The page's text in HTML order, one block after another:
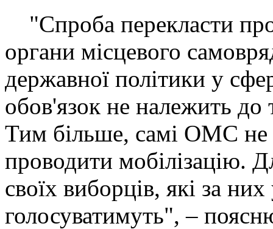
"Спроба перекласти
органи місцевого
державної політики у
обов'язок не належить
Тим більше, самі ОМС не
проводити мобілізацію.
своїх виборців, які за
голосуватимуть", –